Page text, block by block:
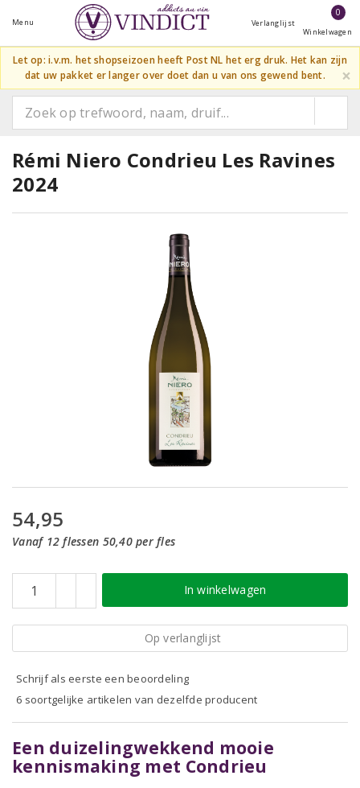
Menu Verlanglijst
0
Winkelwagen
Let op: i.v.m. het shopseizoen heeft Post NL het erg druk. Het kan zijn
dat uw pakket er langer over doet dan u van ons gewend bent.
×
Rémi Niero Condrieu Les Ravines
2024
54,95
Vanaf 12 flessen 50,40 per fles
In winkelwagen
Op verlanglijst
Schrijf als eerste een beoordeling
6 soortgelijke artikelen van dezelfde producent
Een duizelingwekkend mooie
kennismaking met Condrieu